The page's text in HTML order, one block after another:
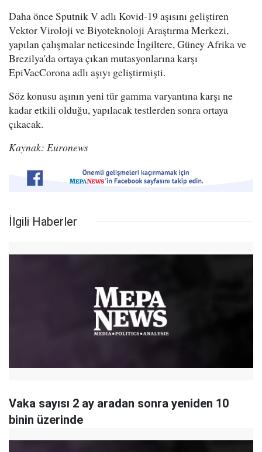
Daha önce Sputnik V adlı Kovid-19 aşısını geliştiren
Vektor Viroloji ve Biyoteknoloji Araştırma Merkezi,
yapılan çalışmalar neticesinde İngiltere, Güney Afrika ve
Brezilya'da ortaya çıkan mutasyonlarına karşı
EpiVacCorona adlı aşıyı geliştirmişti.
Söz konusu aşının yeni tür gamma varyantına karşı ne
kadar etkili olduğu, yapılacak testlerden sonra ortaya
çıkacak.
Kaynak: Euronews
İlgili Haberler
Vaka sayısı 2 ay aradan sonra yeniden 10
binin üzerinde